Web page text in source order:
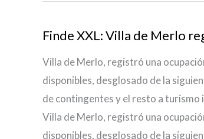
Finde XXL: Villa de Merlo
Villa de Merlo, registró una
disponibles, desglosado de la
de contingentes y el resto a
Villa de Merlo, registró una
disponibles, desglosado de la